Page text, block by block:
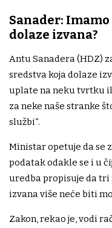
Sanader:
dolaze izvana?
Antu Sanadera (HDZ)
sredstva koja dolaze
uplate na neku tvrtku
za neke naše stranke
službi“.
Ministar opetuje da se
podatak odakle se i u
uredba propisuje da
izvana više neće biti
Zakon, rekao je, vodi